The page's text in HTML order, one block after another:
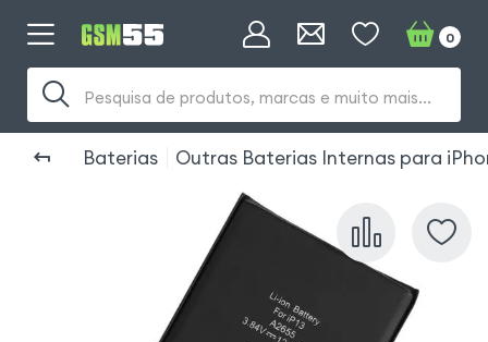
Pesquisa de produtos, marcas e muito mais...
0
Baterias Outras Baterias Internas para